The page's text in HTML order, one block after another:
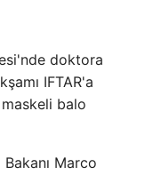
doktora
IFTAR'a
balo
Marco